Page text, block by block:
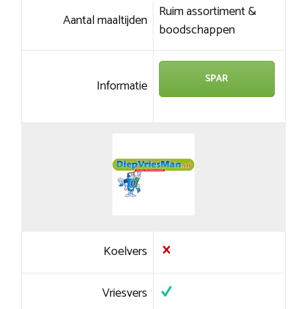
Aantal maaltijden Ruim assortiment &
boodschappen
Informatie SPAR
Koelvers
Vriesvers